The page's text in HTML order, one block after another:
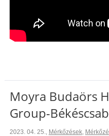
Moyra Budaörs
Group-
2023. 04. 25. Mérkőzések,